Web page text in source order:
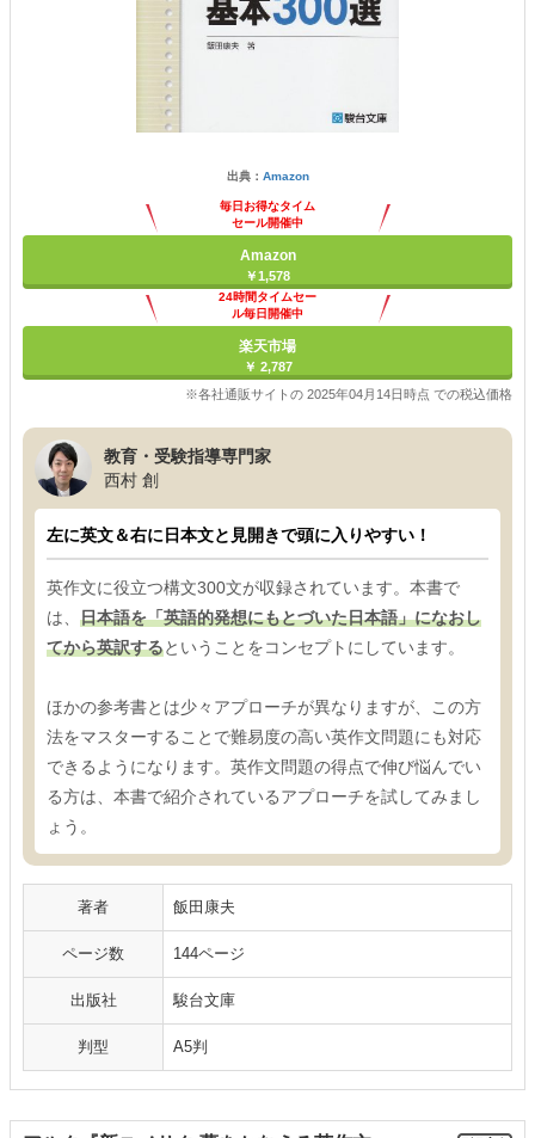
出典： Amazon
毎日お得なタイム
セール開催中
Amazon
￥1,578
24時間タイムセー
ル毎日開催中
楽天市場
￥ 2,787
※各社通販サイトの 2025年04月14日時点 での税込価格
教育・受験指導専門家
西村 創
左に英文＆右に日本文と見開きで頭に入りやすい！
英作文に役立つ構文300文が収録されています。本書で
は、 日本語を「英語的発想にもとづいた日本語」になおし
てから英訳するということをコンセプトにしています。
ほかの参考書とは少々アプローチが異なりますが、この方
法をマスターすることで難易度の高い英作文問題にも対応
できるようになります。英作文問題の得点で伸び悩んでい
る方は、本書で紹介されているアプローチを試してみまし
ょう。
著者 飯田康夫
ページ数 144ページ
出版社 駿台文庫
判型 A5判